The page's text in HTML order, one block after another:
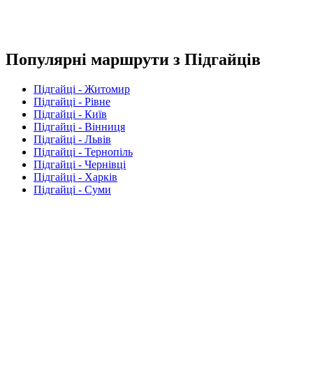
Популярні маршрути з Підгайців
Підгайці - Житомир
Підгайці - Рівне
Підгайці - Київ
Підгайці - Вінниця
Підгайці - Львів
Підгайці - Тернопіль
Підгайці - Чернівці
Підгайці - Харків
Підгайці - Суми